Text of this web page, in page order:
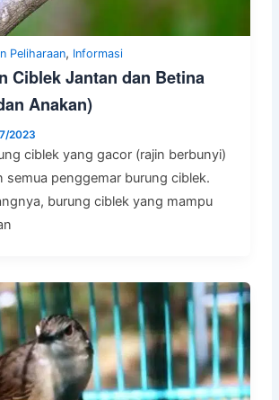
Peliharaan, Informasi
Ciblek Jantan dan Betina
Anakan)
2023
ciblek yang gacor (rajin berbunyi)
semua penggemar burung ciblek.
burung ciblek yang mampu